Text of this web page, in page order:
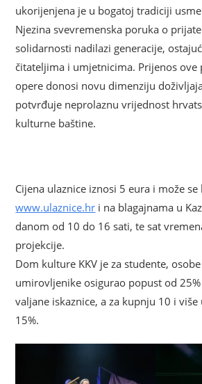
ukorijenjena je u bogatoj tradiciji
Njezina svevremenska poruka o
solidarnosti nadilazi generacije,
čitateljima i umjetnicima. Prijenos ove
opere donosi novu dimenziju
potvrđuje neprolaznu vrijednost
kulturne baštine.
Cijena ulaznice iznosi 5 eura i može
www.ulaznice.hr i na blagajnama u
danom od 10 do 16 sati, te sat
projekcije.
Dom kulture KKV je za studente,
umirovljenike osigurao popust od
valjane iskaznice, a za kupnju 10 i
15%.